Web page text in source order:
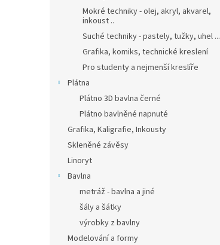
Mokré techniky - olej, akryl, akvarel,
inkoust ..
Suché techniky - pastely, tužky, uhel ...
Grafika, komiks, technické kreslení
Pro studenty a nejmenší kreslíře
Plátna
Plátno 3D bavlna černé
Plátno bavlněné napnuté
Grafika, Kaligrafie, Inkousty
Skleněné závěsy
Linoryt
Bavlna
metráž - bavlna a jiné
šály a šátky
výrobky z bavlny
Modelování a formy